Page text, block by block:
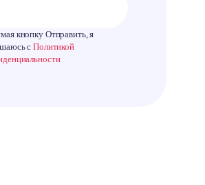
кнопку Отправить, я
сПолитикой